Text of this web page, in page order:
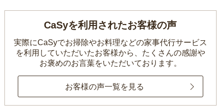
CaSyを利用されたお客様の声
実際にCaSyでお掃除やお料理などの家事代行サービス
を利用していただいたお客様から、 たくさんの感謝や
お褒めのお言葉をいただいております。
お客様の声一覧を見る